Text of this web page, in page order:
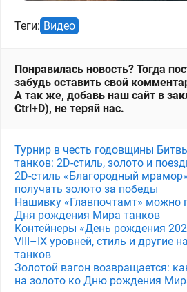
Теги: Видео
Понравилась новость? Тогда
забудь оставить свой
А так же, добавь наш сайт в
Ctrl+D), не теряй нас.
Турнир в честь годовщины
танков: 2D-стиль, золото и
2D-стиль «Благородный
получать золото за победы
Нашивку «Главпочтамт» можно
Дня рождения Мира танков
Контейнеры «День рождения
VIII–IX уровней, стиль и другие
танков
Золотой вагон возвращается:
на золото ко Дню рождения